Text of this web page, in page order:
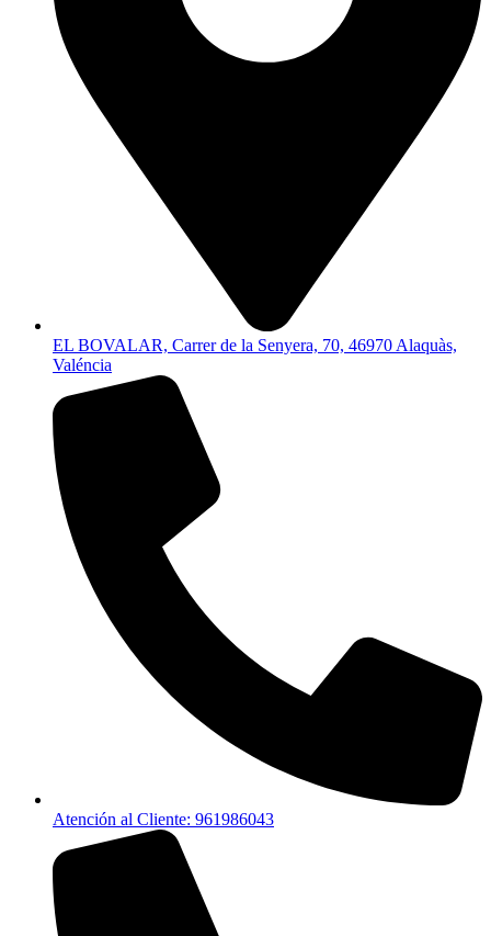
EL BOVALAR, Carrer de la Senyera, 70, 46970 Alaquàs,
Valéncia
Atención al Cliente: 961986043